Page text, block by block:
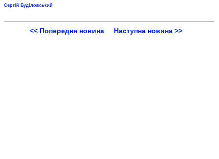
Сергій Буділовський
<< Попередня новина Наступна новина >>